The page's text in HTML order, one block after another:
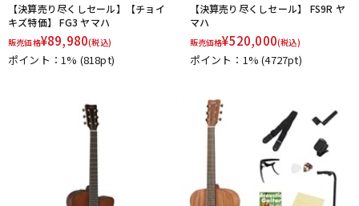
【決算売り尽くしセール】【チョイ
キズ特価】 FG3 ヤマハ
販売価格¥89,980(税込)
ポイント：1% (818pt)
【決算売り尽くしセール】 FS9R ヤ
マハ
販売価格¥520,000(税込)
ポイント：1%(4727pt)